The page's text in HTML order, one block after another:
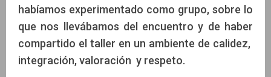
habíamos experimentado como grupo, sobre lo
que nos llevábamos del encuentro y de haber
compartido el taller en un ambiente de calidez,
integración, valoración y respeto.